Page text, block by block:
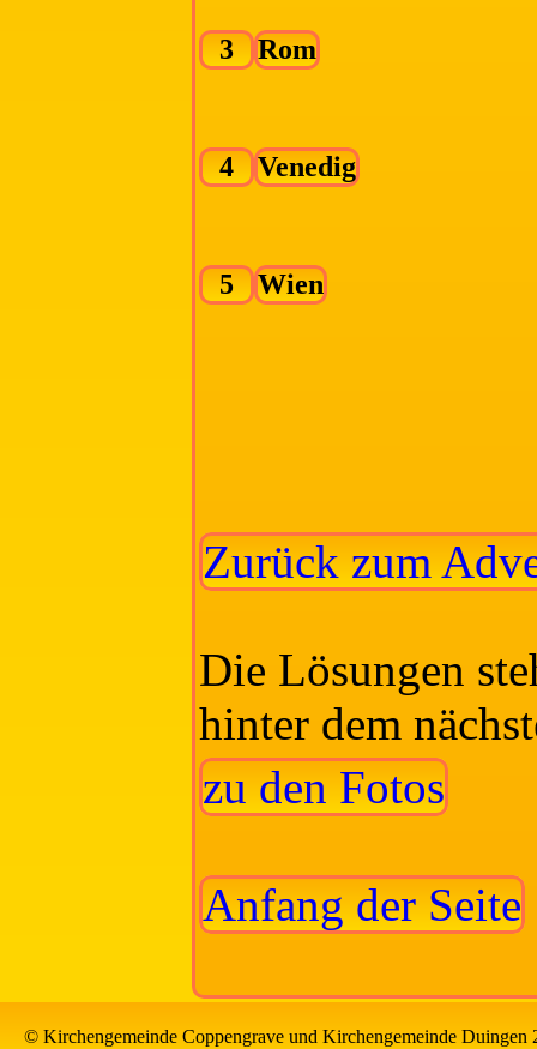
3 Rom
4 Venedig
5 Wien
Zurück zum
Die Lösungen
hinter dem
zu den Fotos
Anfang der Seite
© Kirchengemeinde Coppengrave und Kirchengemeinde Duingen